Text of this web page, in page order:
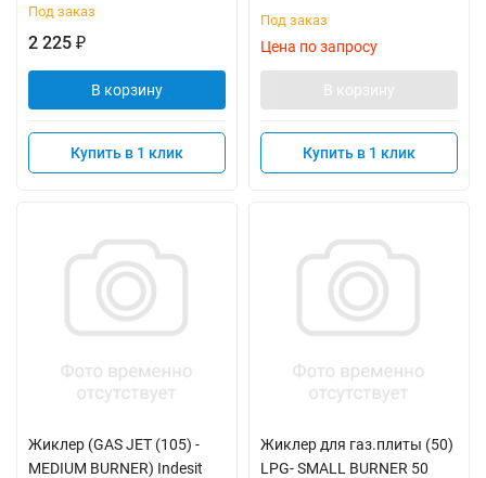
Под заказ
2 225 ₽
В корзину
Купить в 1 клик
Под заказ
Цена по запросу
В корзину
Купить в 1 клик
Жиклер (GAS JET (105) -
MEDIUM BURNER) Indesit
Жиклер для газ.плиты (50)
LPG- SMALL BURNER 50